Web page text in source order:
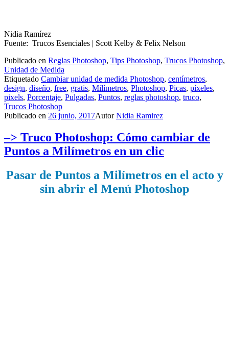
Nidia Ramírez
Fuente: Trucos Esenciales | Scott Kelby & Felix Nelson
Publicado en Reglas Photoshop, Tips Photoshop, Trucos Photoshop,
Unidad de Medida
Etiquetado Cambiar unidad de medida Photoshop, centímetros,
design, diseño, free, gratis, Milímetros, Photoshop, Picas, píxeles,
pixels, Porcentaje, Pulgadas, Puntos, reglas photoshop, truco,
Trucos Photoshop
Publicado en 26 junio, 2017AutorNidia Ramirez
–> Truco Photoshop: Cómo cambiar de
Puntos a Milímetros en un clic
Pasar de Puntos a Milímetros en el acto y
sin abrir el Menú Photoshop